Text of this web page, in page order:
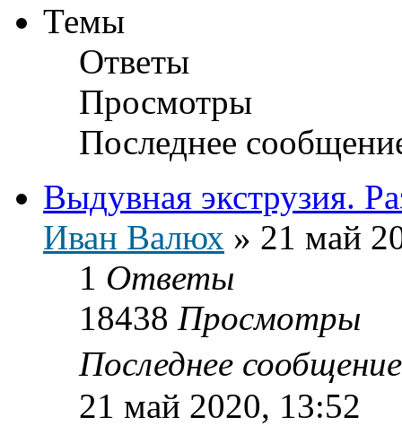
Темы
Ответы
Просмотры
Последнее
Выдувная экструзия.
Иван Валюх » 21 май
1 Ответы
18438 Просмотры
Последнее
21 май 2020, 13:52